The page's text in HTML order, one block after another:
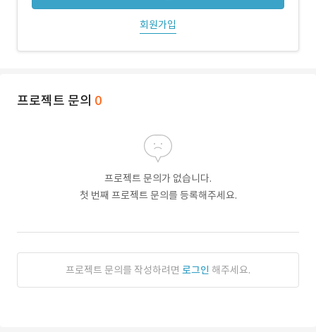
회원가입
프로젝트 문의 0
프로젝트 문의가 없습니다.
첫 번째 프로젝트 문의를 등록해주세요.
프로젝트 문의를 작성하려면 로그인 해주세요.